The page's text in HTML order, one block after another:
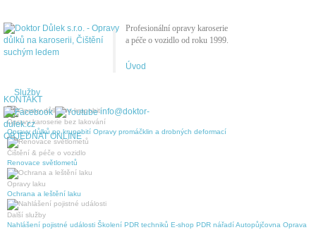
Profesionální opravy karoserie
a péče o vozidlo od roku 1999.
Úvod
Služby
Opravy karoserie bez lakování
Opravy důlků po krupobití Opravy promáčklin a drobných deformací
Čištění & péče o vozidlo
Renovace světlometů
Opravy laku
Ochrana a leštění laku
Další služby
Nahlášení pojistné události Školení PDR techniků E-shop PDR nářadíAutopůjčovna Oprava
KONTAKT
info@doktor-
dulek.cz
OBJEDNAT ONLINE